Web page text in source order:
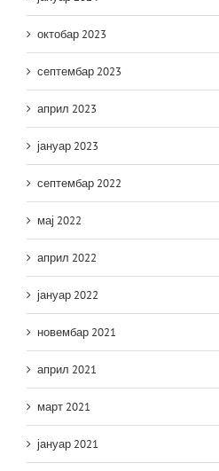
октобар 2023
септембар 2023
април 2023
јануар 2023
септембар 2022
мај 2022
април 2022
јануар 2022
новембар 2021
април 2021
март 2021
јануар 2021